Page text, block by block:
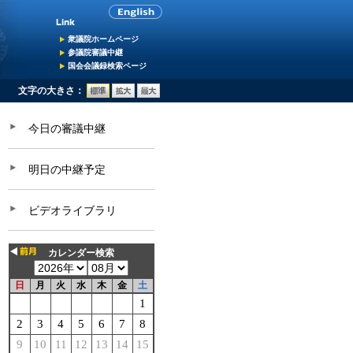
衆議院ホームページ
参議院審議中継
国会会議録検索ページ
文字の大きさ：
今日の審議中継
明日の中継予定
ビデオライブラリ
カレンダー検索
日 月 火 水 木 金 土
1
2
3 4 5 6 7
8
9
10 11 12 13 14
15